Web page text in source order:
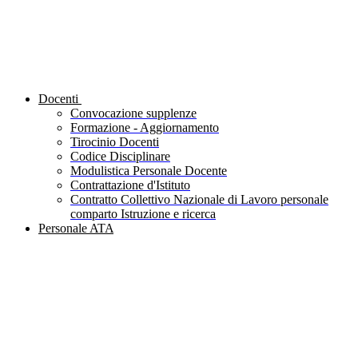
Docenti
Convocazione supplenze
Formazione - Aggiornamento
Tirocinio Docenti
Codice Disciplinare
Modulistica Personale Docente
Contrattazione d'Istituto
Contratto Collettivo Nazionale di Lavoro personale
comparto Istruzione e ricerca
Personale ATA